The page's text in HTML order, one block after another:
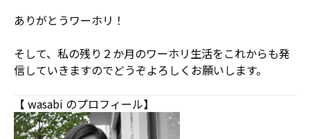
ありがとうワーホリ！
そして、私の残り２か月のワーホリ生活をこれからも発
信していきますのでどうぞよろしくお願いします。
【 wasabi のプロフィール】